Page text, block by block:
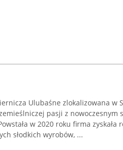
Ulubaśne zlokalizowana w
pasji z nowoczesnym
w 2020 roku firma
słodkich wyrobów, ...